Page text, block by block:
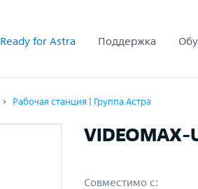
Ready for Astra Поддержка
Рабочая станция | Группа Астра
VIDEOMAX-
Совместимо с: